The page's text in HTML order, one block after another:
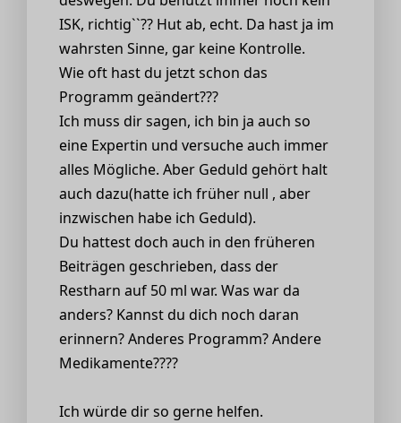
ISK, richtig``?? Hut ab, echt. Da hast ja im
wahrsten Sinne, gar keine Kontrolle.
Wie oft hast du jetzt schon das
Programm geändert???
Ich muss dir sagen, ich bin ja auch so
eine Expertin und versuche auch immer
alles Mögliche. Aber Geduld gehört halt
auch dazu(hatte ich früher null , aber
inzwischen habe ich Geduld).
Du hattest doch auch in den früheren
Beiträgen geschrieben, dass der
Restharn auf 50 ml war. Was war da
anders? Kannst du dich noch daran
erinnern? Anderes Programm? Andere
Medikamente????
Ich würde dir so gerne helfen.